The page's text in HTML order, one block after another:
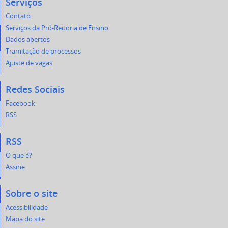
Contato
Serviços da Pró-Reitoria de Ensino
Dados abertos
Tramitação de processos
Ajuste de vagas
Redes Sociais
Facebook
RSS
RSS
O que é?
Assine
Sobre o site
Acessibilidade
Mapa do site